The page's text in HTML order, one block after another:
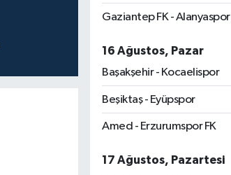
Gaziantep FK - Alanyaspor
16 Ağustos, Pazar
Başakşehir - Kocaelispor
Beşiktaş - Eyüpspor
Amed - Erzurumspor FK
17 Ağustos, Pazartesi